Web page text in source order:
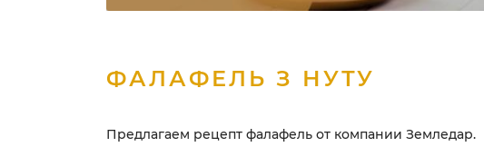
ФАЛАФЕЛЬ З НУТУ
Предлагаем рецепт фалафель от компании Земледар.